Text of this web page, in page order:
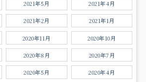
2021年5月 2021年4月
2021年2月 2021年1月
2020年11月 2020年10月
2020年8月 2020年7月
2020年5月 2020年4月